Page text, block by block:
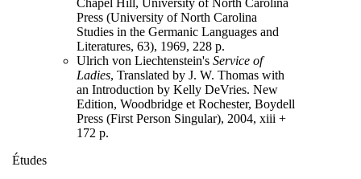
Press (University of North Carolina
Studies in the Germanic Languages and
Literatures, 63), 1969, 228 p.
Ulrich von Liechtenstein's Service of
Ladies, Translated by J. W. Thomas with
an Introduction by Kelly DeVries. New
Edition, Woodbridge et Rochester, Boydell
Press (First Person Singular), 2004, xiii +
172 p.
Études